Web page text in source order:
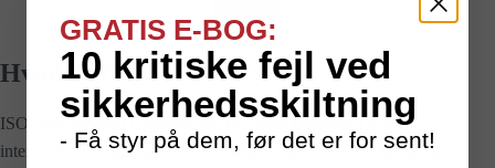
Hvad er ISO?
ISO (International Organization for Standardization) er en
internationale organisation, der arbejder med at skabe og opdatere
GRATIS E-BOG:
10 kritiske fejl ved
sikkerhedsskiltning
- Få styr på dem, før det er for sent!